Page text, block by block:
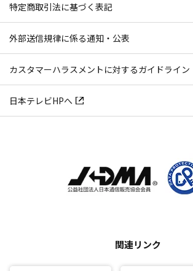
特定商取引法に基づく表記
外部送信規律に係る通知・公表
カスタマーハラスメントに対するガイドライン
日本テレビHPへ
関連リンク